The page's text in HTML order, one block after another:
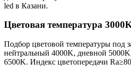
led в Казани.
Цветовая температура
Подбор цветовой температуры под
нейтральный 4000K, дневной
6500K. Индекс цветопередачи